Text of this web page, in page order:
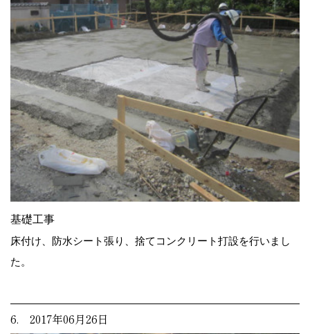
基礎工事
床付け、防水シート張り、捨てコンクリート打設を行いまし
た。
6. 2017年06月26日